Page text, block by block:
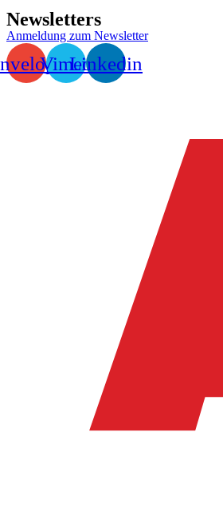
Newsletters
Anmeldung zum Newsletter
VimeoLinkedin